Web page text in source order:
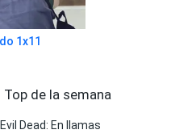
1x11
Top de la semana
Evil Dead: En llamas